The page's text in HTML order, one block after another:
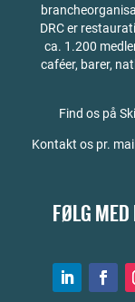
DRC er
ca. 1.200
caféer, barer,
Find os på
Kontakt os pr.
FØLG MED